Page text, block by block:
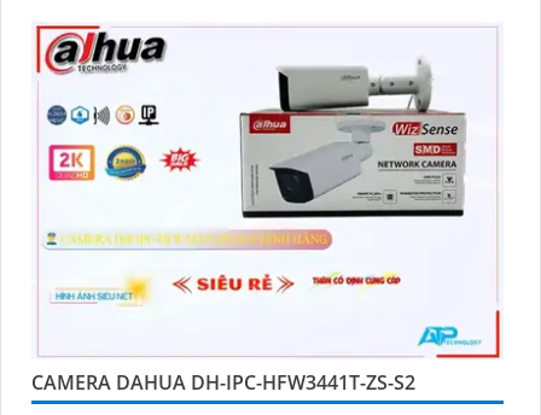
CAMERA DAHUA DH-IPC-HFW3441T-ZS-S2